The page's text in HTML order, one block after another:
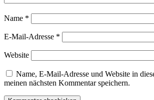
Name *
E-Mail-Adresse *
Website
Name, E-Mail-Adresse und Website in
meinen nächsten Kommentar speichern.